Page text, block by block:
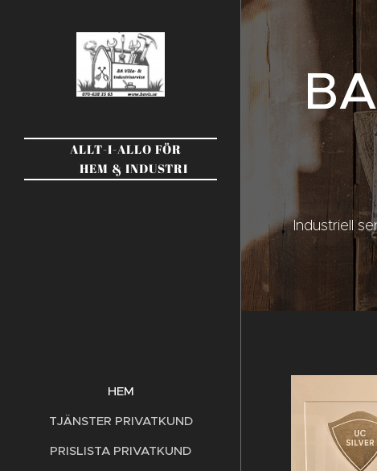
ALLT-I-ALLO FÖR
HEM & INDUSTRI
HEM
TJÄNSTER PRIVATKUND
PRISLISTA PRIVATKUND
Industriell